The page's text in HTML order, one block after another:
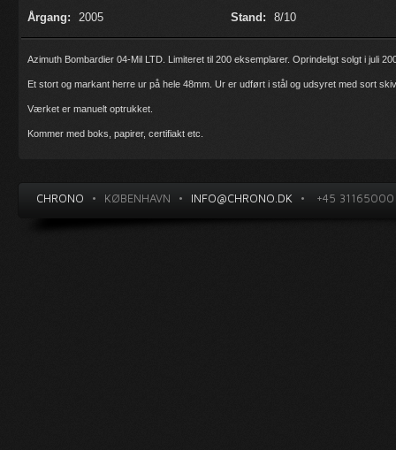
Årgang:
2005
Stand:
8/10
Azimuth Bombardier 04-Mil LTD. Limiteret til 200 eksemplarer. Oprindeligt solgt i juli
Et stort og markant herre ur på hele 48mm. Ur er udført i stål og udsyret med sort
Værket er manuelt optrukket.
Kommer med boks, papirer, certifiakt etc.
CHRONO • KØBENHAVN • INFO@CHRONO.DK • +45 31165000